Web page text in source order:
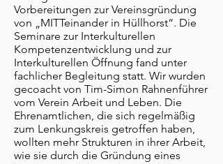
Vorbereitungen zur Vereinsgründung
von „MITTeinander in Hüllhorst“. Die
Seminare zur Interkulturellen
Kompetenzentwicklung und zur
Interkulturellen Öffnung fand unter
fachlicher Begleitung statt. Wir wurden
gecoacht von Tim-Simon Rahnenführer
vom Verein Arbeit und Leben. Die
Ehrenamtlichen, die sich regelmäßig
zum Lenkungskreis getroffen haben,
wollten mehr Strukturen in ihrer Arbeit,
wie sie durch die Gründung eines